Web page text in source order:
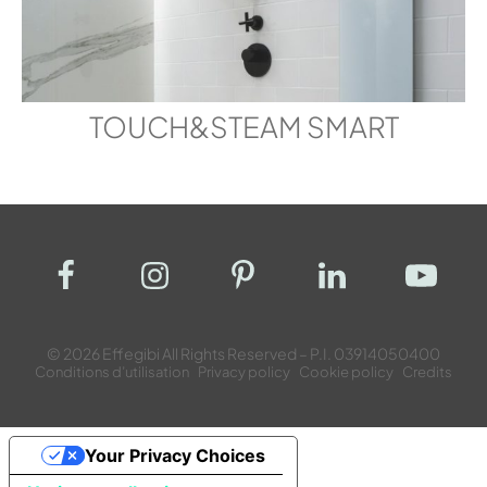
TOUCH&STEAM SMART
© 2026 Effegibi All Rights Reserved – P.I. 03914050400
Conditions d’utilisation Privacy policy Cookie policy Credits
Your Privacy Choices